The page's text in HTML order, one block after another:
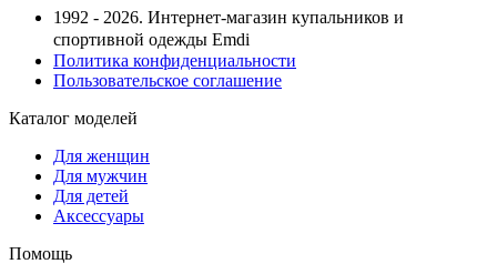
1992 - 2026. Интернет-магазин купальников и
спортивной одежды Emdi
Политика конфиденциальности
Пользовательское соглашение
Каталог моделей
Для женщин
Для мужчин
Для детей
Аксессуары
Помощь